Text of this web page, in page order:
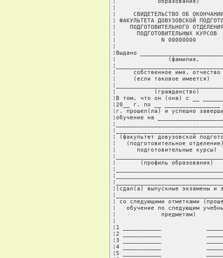
¦
¦     СВИДЕТЕЛЬСТВО ОБ
¦ ФАКУЛЬТЕТА ДОВУЗОВСКОЙ
¦    ПОДГОТОВИТЕЛЬНОГО
¦      ПОДГОТОВИТЕЛЬНЫХ
¦             N 00000000
¦
¦Выдано
¦               (фамилия,
¦     собственное имя,
¦     (если таковое имеется)
¦           (гражданство)
¦В том, что он (она) с __
¦20__ г. по __
¦г. прошел(ла) и успешно
¦обучение на
¦ (факультет довузовской
¦   (подготовительное
¦      подготовительные курсы)
¦       (профиль образования)
¦(сдал(а) выпускные экзамены и
¦ со следующими отметками
¦   обучение по следующим
¦             предметам)
¦
¦1 ___________
¦2 ___________
¦3 ___________
¦4 ___________
¦5 ___________